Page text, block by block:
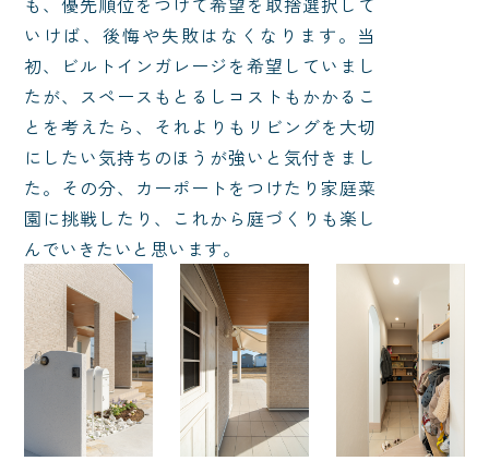
いけば、後悔や失敗はなくなります。当
初、ビルトインガレージを希望していまし
たが、スペースもとるしコストもかかるこ
とを考えたら、それよりもリビングを大切
にしたい気持ちのほうが強いと気付きまし
た。その分、カーポートをつけたり家庭菜
園に挑戦したり、これから庭づくりも楽し
んでいきたいと思います。